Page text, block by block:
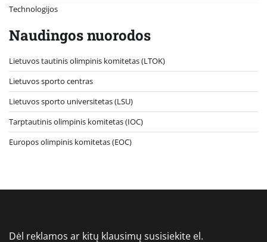
Technologijos
Naudingos nuorodos
Lietuvos tautinis olimpinis komitetas (LTOK)
Lietuvos sporto centras
Lietuvos sporto universitetas (LSU)
Tarptautinis olimpinis komitetas (IOC)
Europos olimpinis komitetas (EOC)
Dėl reklamos ar kitų klausimų susisiekite el.